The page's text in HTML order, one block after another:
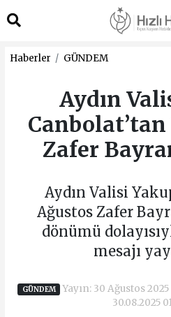
Haberler GÜNDEM
Aydın
Zafer
Aydın Valisi
Ağustos Zafer
dönümü
mesajı
GÜNDEM
Yayın: 30 Ağustos
30.08.2025